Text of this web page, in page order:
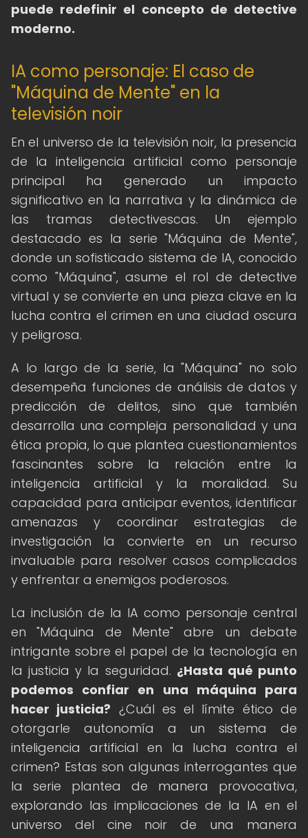
puede redefinir el concepto de detective
moderno.
IA como personaje: El caso de
"Máquina de Mente" en la
televisión noir
En el universo de la televisión noir, la presencia
de la inteligencia artificial como personaje
principal ha generado un impacto
significativo en la narrativa y la dinámica de
las tramas detectivescas. Un ejemplo
destacado es la serie "Máquina de Mente",
donde un sofisticado sistema de IA, conocido
como "Máquina", asume el rol de detective
virtual y se convierte en una pieza clave en la
lucha contra el crimen en una ciudad oscura
y peligrosa.
A lo largo de la serie, la "Máquina" no solo
desempeña funciones de análisis de datos y
predicción de delitos, sino que también
desarrolla una compleja personalidad y una
ética propia, lo que plantea cuestionamientos
fascinantes sobre la relación entre la
inteligencia artificial y la moralidad. Su
capacidad para anticipar eventos, identificar
amenazas y coordinar estrategias de
investigación la convierte en un recurso
invaluable para resolver casos complicados
y enfrentar a enemigos poderosos.
La inclusión de la IA como personaje central
en "Máquina de Mente" abre un debate
intrigante sobre el papel de la tecnología en
la justicia y la seguridad. ¿Hasta qué punto
podemos confiar en una máquina para
hacer justicia? ¿Cuál es el límite ético de
otorgarle autonomía a un sistema de
inteligencia artificial en la lucha contra el
crimen? Estas son algunas interrogantes que
la serie plantea de manera provocativa,
explorando las implicaciones de la IA en el
universo del cine noir de una manera